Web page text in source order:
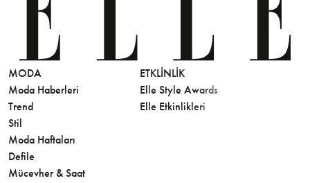
MODA
Moda Haberleri
Trend
Stil
Moda Haftaları
Defile
Mücevher & Saat
ETKLINLIK
Elle Style Awards
Elle Etkinlikleri